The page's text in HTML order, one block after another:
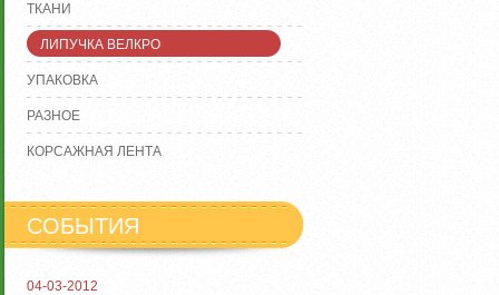
ТКАНИ
ЛИПУЧКА ВЕЛКРО
УПАКОВКА
РАЗНОЕ
КОРСАЖНАЯ ЛЕНТА
СОБЫТИЯ
04-03-2012